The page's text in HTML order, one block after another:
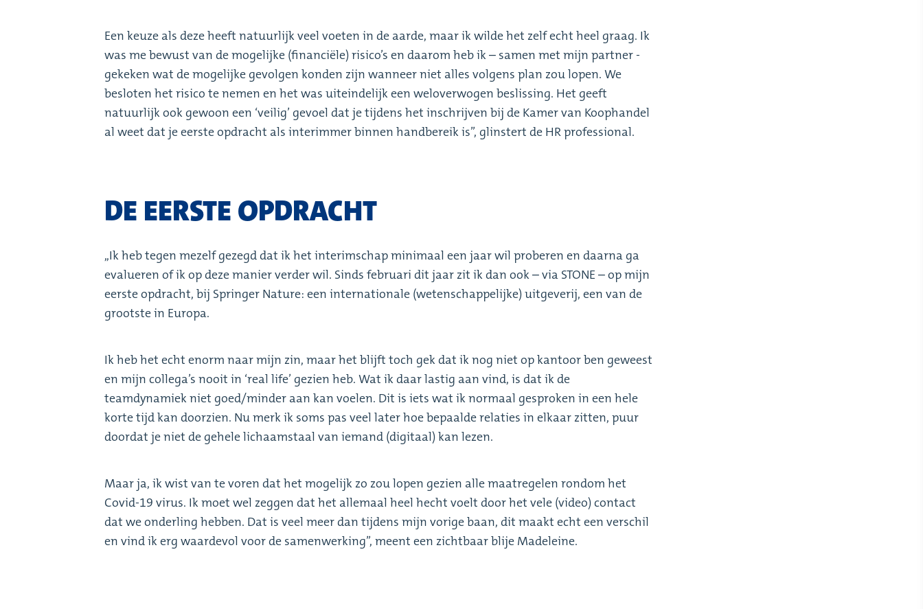
Een keuze als deze heeft natuurlijk veel voeten in de aarde, maar ik wilde het zelf echt heel graag. Ik
was me bewust van de mogelijke (financiële) risico’s en daarom heb ik – samen met mijn partner -
gekeken wat de mogelijke gevolgen konden zijn wanneer niet alles volgens plan zou lopen. We
besloten het risico te nemen en het was uiteindelijk een weloverwogen beslissing. Het geeft
natuurlijk ook gewoon een ‘veilig’ gevoel dat je tijdens het inschrijven bij de Kamer van Koophandel
al weet dat je eerste opdracht als interimmer binnen handbereik is’’, glinstert de HR professional.
DE EERSTE OPDRACHT
,,Ik heb tegen mezelf gezegd dat ik het interimschap minimaal een jaar wil proberen en daarna ga
evalueren of ik op deze manier verder wil. Sinds februari dit jaar zit ik dan ook – via STONE – op mijn
eerste opdracht, bij Springer Nature: een internationale (wetenschappelijke) uitgeverij, een van de
grootste in Europa.
Ik heb het echt enorm naar mijn zin, maar het blijft toch gek dat ik nog niet op kantoor ben geweest
en mijn collega’s nooit in ‘real life’ gezien heb. Wat ik daar lastig aan vind, is dat ik de
teamdynamiek niet goed/minder aan kan voelen. Dit is iets wat ik normaal gesproken in een hele
korte tijd kan doorzien. Nu merk ik soms pas veel later hoe bepaalde relaties in elkaar zitten, puur
doordat je niet de gehele lichaamstaal van iemand (digitaal) kan lezen.
Maar ja, ik wist van te voren dat het mogelijk zo zou lopen gezien alle maatregelen rondom het
Covid-19 virus. Ik moet wel zeggen dat het allemaal heel hecht voelt door het vele (video) contact
dat we onderling hebben. Dat is veel meer dan tijdens mijn vorige baan, dit maakt echt een verschil
en vind ik erg waardevol voor de samenwerking’’, meent een zichtbaar blije Madeleine.